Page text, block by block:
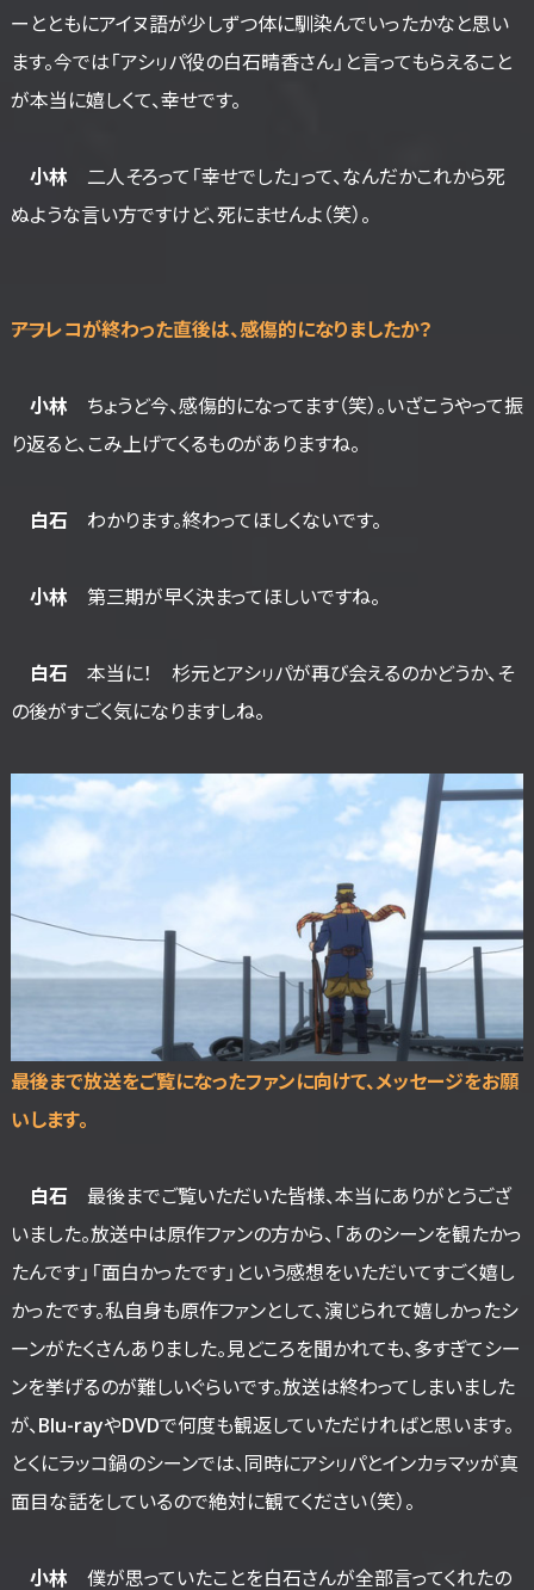
ーとともにアイヌ語が少しずつ体に馴染んでいったかなと思い
ます。今では「アシㇼパ役の白石晴香さん」と言ってもらえること
が本当に嬉しくて、幸せです。
小林 二人そろって「幸せでした」って、なんだかこれから死
ぬような言い方ですけど、死にませんよ（笑）。
――アフレコが終わった直後は、感傷的になりましたか？
小林 ちょうど今、感傷的になってます（笑）。いざこうやって振
り返ると、こみ上げてくるものがありますね。
白石 わかります。終わってほしくないです。
小林第三期が早く決まってほしいですね。
白石 本当に！ 杉元とアシㇼパが再び会えるのかどうか、そ
の後がすごく気になりますしね。
――最後まで放送をご覧になったファンに向けて、メッセージをお願
いします。
白石 最後までご覧いただいた皆様、本当にありがとうござ
いました。放送中は原作ファンの方から、「あのシーンを観たかっ
たんです」「面白かったです」という感想をいただいてすごく嬉し
かったです。私自身も原作ファンとして、演じられて嬉しかったシ
ーンがたくさんありました。見どころを聞かれても、多すぎてシー
ンを挙げるのが難しいぐらいです。放送は終わってしまいました
が、Blu-rayやDVDで何度も観返していただければと思います。
とくにラッコ鍋のシーンでは、同時にアシㇼパとインカㇻマッが真
面目な話をしているので絶対に観てください（笑）。
小林 僕が思っていたことを白石さんが全部言ってくれたの